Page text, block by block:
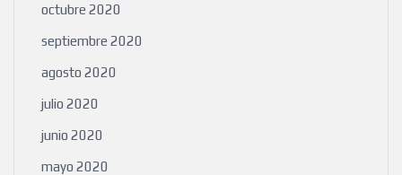
octubre 2020
septiembre 2020
agosto 2020
julio 2020
junio 2020
mayo 2020